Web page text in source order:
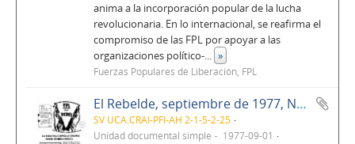
anima a la incorporación popular de la lucha
revolucionaria. En lo internacional, se reafirma el
compromiso de las FPL por apoyar a las
organizaciones político-... »
Fuerzas Populares de Liberación, FPL
El Rebelde, septiembre de 1977, No. 59, Año 5
SV UCA.CRAI-PFI-AH 2-1-5-2-25
Unidad documental simple
1977-09-01